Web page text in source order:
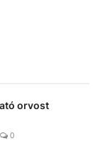
orvost
0